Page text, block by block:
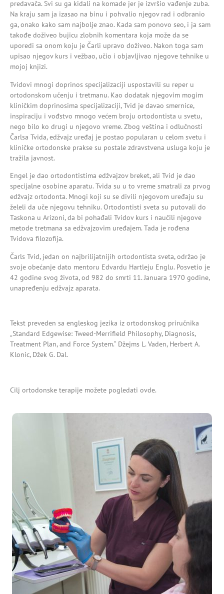
predavača. Svi su ga kidali na komade jer je izvršio vađenje zuba.
Na kraju sam ja izasao na binu i pohvalio njegov rad i odbranio
ga, onako kako sam najbolje znao. Kada sam ponovo seo, i ja sam
takođe doživeo bujicu zlobnih komentara koja može da se
uporedi sa onom koju je Čarli upravo doživeo. Nakon toga sam
upisao njegov kurs i vežbao, učio i objavljivao njegove tehnike u
mojoj knjizi.
Tvidovi mnogi doprinos specijalizaciji uspostavili su reper u
ortodonskom učenju i tretmanu. Kao dodatak njegovim mogim
kliničkim doprinosima specijalizaciji, Tvid je davao smernice,
inspiraciju i vođstvo mnogo većem broju ortodontista u svetu,
nego bilo ko drugi u njegovo vreme. Zbog veština i odlučnosti
Čarlsa Tvida, edžvajz uređaj je postao popularan u celom svetu i
kliničke ortodonske prakse su postale zdravstvena usluga koju je
tražila javnost.
Engel je dao ortodontistima edžvajzov breket, ali Tvid je dao
specijalne osobine aparatu. Tvida su u to vreme smatrali za prvog
edžvajz ortodonta. Mnogi koji su se divili njegovom uređaju su
želeli da uče njegovu tehniku. Ortodontisti sveta su putovali do
Taskona u Arizoni, da bi pohađali Tvidov kurs i naučili njegove
metode tretmana sa edžvajzovim uređajem. Tada je rođena
Tvidova filozofija.
Čarls Tvid, jedan on najbrilijatnijih ortodontista sveta, održao je
svoje obećanje dato mentoru Edvardu Hartleju Englu. Posvetio je
42 godine svog života, od 982 do smrti 11. Januara 1970 godine,
unapređenju edžvajz aparata.
Tekst preveden sa engleskog jezika iz ortodonskog priručnika
„Standard Edgewise: Tweed-Merrifield Philosophy, Diagnosis,
Treatment Plan, and Force System.“ Džejms L. Vaden, Herbert A.
Klonic, Džek G. Dal.
Cilj ortodonske terapije možete pogledati ovde.